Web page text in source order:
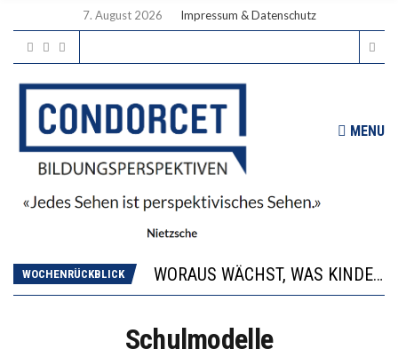
7. August 2026 Impressum & Datenschutz
MENU
WOCHENRÜCKBLICK
WORAUS WÄCHST, WAS KINDER TRÄGT
“WIR BEOBACHTEN EINEN REGELRECHTEN STURZFLUG BEI DEN LERNLEISTUNGEN”
Schulmodelle